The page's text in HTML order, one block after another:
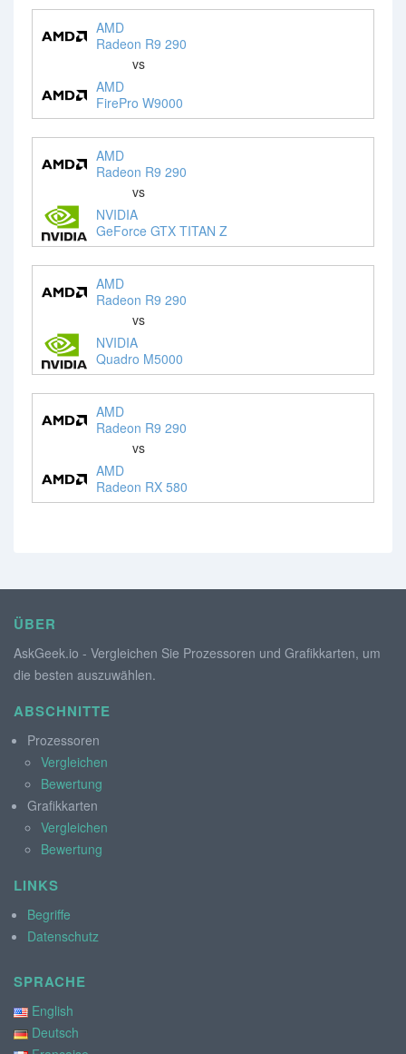
AMD
Radeon R9 290
vs
AMD
FirePro W9000
AMD
Radeon R9 290
vs
NVIDIA
GeForce GTX TITAN Z
AMD
Radeon R9 290
vs
NVIDIA
Quadro M5000
AMD
Radeon R9 290
vs
AMD
Radeon RX 580
ÜBER
AskGeek.io - Vergleichen Sie Prozessoren und Grafikkarten, um
die besten auszuwählen.
ABSCHNITTE
Prozessoren
Vergleichen
Bewertung
Grafikkarten
Vergleichen
Bewertung
LINKS
Begriffe
Datenschutz
SPRACHE
English
Deutsch